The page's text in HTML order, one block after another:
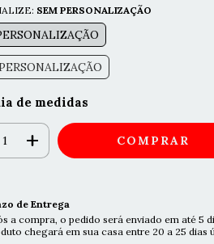
SEM PERSONALIZAÇÃO
de medidas
de Entrega
a compra, o pedido será enviado em até 5
chegará em sua casa entre 20 a 25 dias